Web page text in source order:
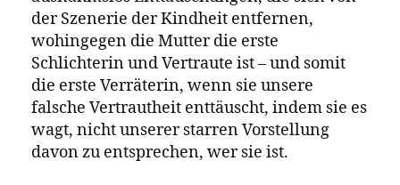
der Szenerie der Kindheit entfernen,
wohingegen die Mutter die erste
Schlichterin und Vertraute ist – und somit
die erste Verräterin, wenn sie unsere
falsche Vertrautheit enttäuscht, indem sie es
wagt, nicht unserer starren Vorstellung
davon zu entsprechen, wer sie ist.